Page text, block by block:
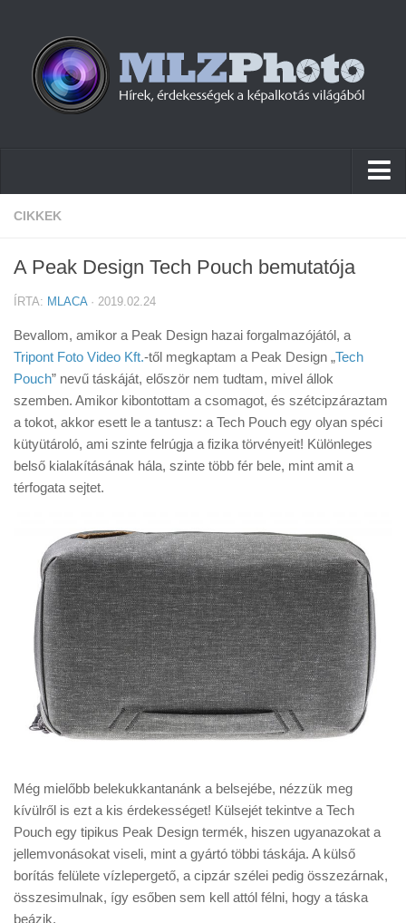
Hírek
Cikkek
Firmware
Tudástár
Érdekességek
Helyszíni Riport
CIKKEK
A Peak Design Tech Pouch bemutatója
ÍRTA: MLACA· 2019.02.24
Bevallom, amikor a Peak Design hazai forgalmazójától, a
Tripont Foto Video Kft.-től megkaptam a Peak Design „Tech
Pouch” nevű táskáját, először nem tudtam, mivel állok
szemben. Amikor kibontottam a csomagot, és szétcipzáraztam
a tokot, akkor esett le a tantusz: a Tech Pouch egy olyan spéci
kütyütároló, ami szinte felrúgja a fizika törvényeit! Különleges
belső kialakításának hála, szinte több fér bele, mint amit a
térfogata sejtet.
Még mielőbb belekukkantanánk a belsejébe, nézzük meg
kívülről is ezt a kis érdekességet! Külsejét tekintve a Tech
Pouch egy tipikus Peak Design termék, hiszen ugyanazokat a
jellemvonásokat viseli, mint a gyártó többi táskája. A külső
borítás felülete vízlepergető, a cipzár szélei pedig összezárnak,
összesimulnak, így esőben sem kell attól félni, hogy a táska
beázik.